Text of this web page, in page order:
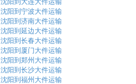
沈阳到宁波大件运输
沈阳到济南大件运输
沈阳到延边大件运输
沈阳到长春大件运输
沈阳到厦门大件运输
沈阳到郑州大件运输
沈阳到长沙大件运输
沈阳到福州大件运输